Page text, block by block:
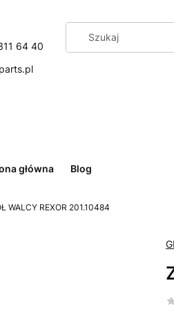
64 40
główna Blog
WALCY REXOR 201.10484